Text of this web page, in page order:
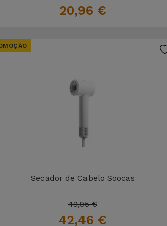
20,96 €
Secador de Cabelo Soocas
49,95 €
42,46 €